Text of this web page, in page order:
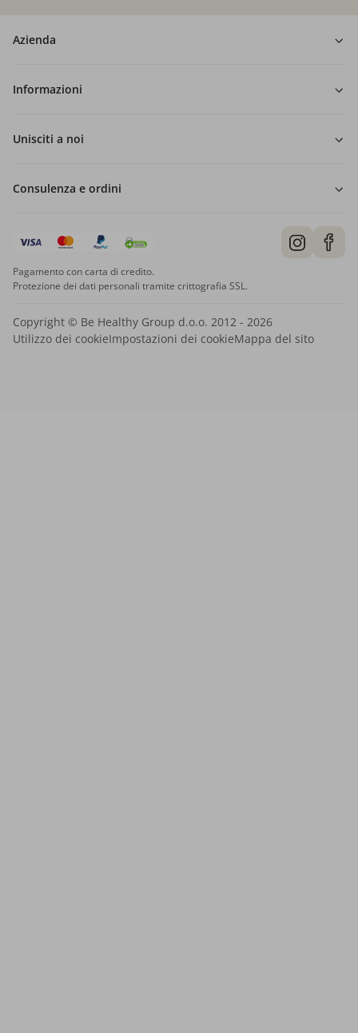
Azienda
Informazioni
Unisciti a noi
Consulenza e ordini
Pagamento con carta di credito.
Protezione dei dati personali tramite crittografia SSL.
Copyright © Be Healthy Group d.o.o. 2012 - 2026
Utilizzo dei cookieImpostazioni dei cookieMappa del sito